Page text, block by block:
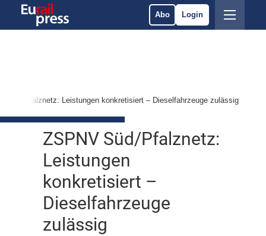
Abo Login
Süd/Pfalznetz: Leistungen konkretisiert – Dieselfahrzeuge zulässig
ZSPNV Süd/Pfalznetz:
Leistungen
konkretisiert –
Dieselfahrzeuge
zulässig